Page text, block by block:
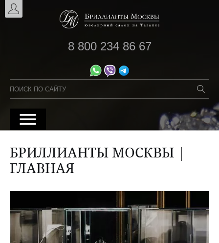
8 800 234 86 67
БРИЛЛИАНТЫ МОСКВЫ |
ГЛАВНАЯ